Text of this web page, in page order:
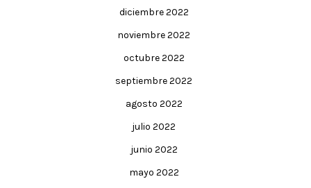
diciembre 2022
noviembre 2022
octubre 2022
septiembre 2022
agosto 2022
julio 2022
junio 2022
mayo 2022